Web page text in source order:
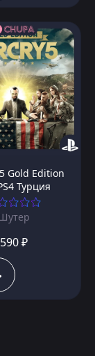
Gold Edition
Турция
₽